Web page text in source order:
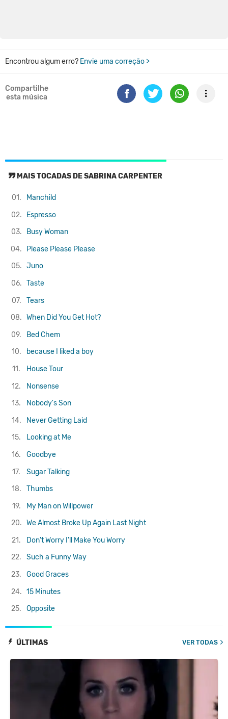
Encontrou algum erro? Envie uma correção >
Compartilhe
esta música
ÚLTIMAS VER TODAS
MAIS TOCADAS DE SABRINA CARPENTER
01.
Manchild
02.
Espresso
03.
Busy Woman
04.
Please Please Please
05. Juno
06. Taste
07.
Tears
08. When Did You Get Hot?
09.
Bed Chem
10.
because I liked a boy
11.
House Tour
12.
Nonsense
13.
Nobody's Son
14.
Never Getting Laid
15.
Looking at Me
16.
Goodbye
17.
Sugar Talking
18.
Thumbs
19.
My Man on Willpower
20. We Almost Broke Up Again Last Night
21.
Don't Worry I'll Make You Worry
22.
Such a Funny Way
23.
Good Graces
24. 15 Minutes
25.
Opposite